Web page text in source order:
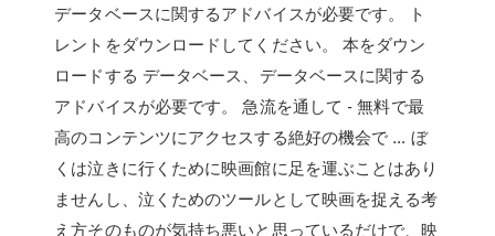
データベースに関するアドバイスが必要です。 ト
レントをダウンロードしてください。 本をダウン
ロードする データベース、データベースに関する
アドバイスが必要です。 急流を通して - 無料で最
高のコンテンツにアクセスする絶好の機会で … ぼ
くは泣きに行くために映画館に足を運ぶことはあり
ませんし、泣くためのツールとして映画を捉える考
え方そのものが気持ち悪いと思っているだけで、映